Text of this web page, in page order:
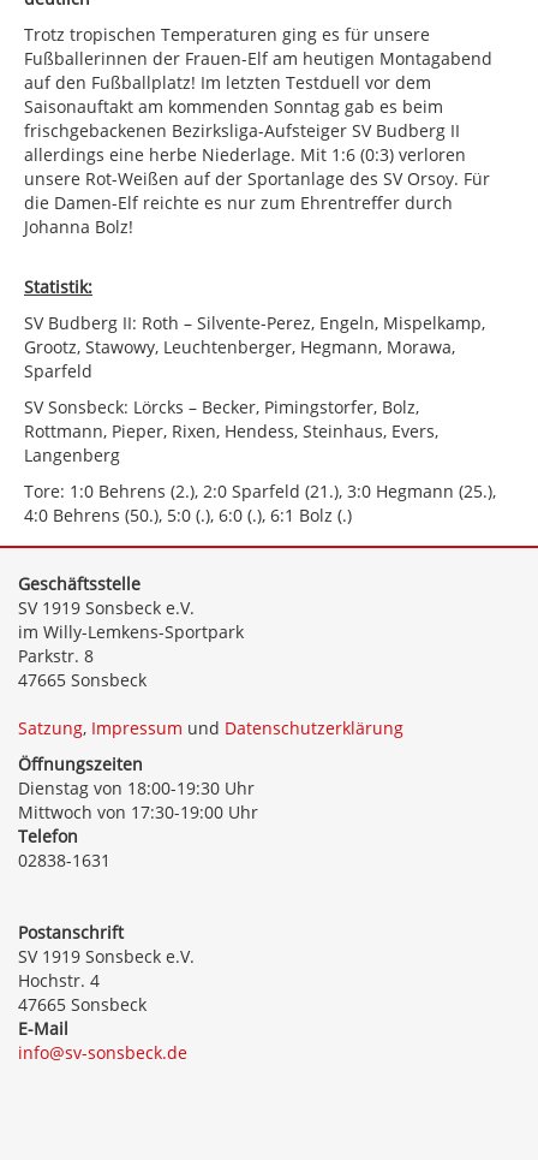
Trotz tropischen Temperaturen ging es für unsere
Fußballerinnen der Frauen-Elf am heutigen Montagabend
auf den Fußballplatz! Im letzten Testduell vor dem
Saisonauftakt am kommenden Sonntag gab es beim
frischgebackenen Bezirksliga-Aufsteiger SV Budberg II
allerdings eine herbe Niederlage. Mit 1:6 (0:3) verloren
unsere Rot-Weißen auf der Sportanlage des SV Orsoy. Für
die Damen-Elf reichte es nur zum Ehrentreffer durch
Johanna Bolz!
Statistik:
SV Budberg II: Roth – Silvente-Perez, Engeln, Mispelkamp,
Grootz, Stawowy, Leuchtenberger, Hegmann, Morawa,
Sparfeld
SV Sonsbeck: Lörcks – Becker, Pimingstorfer, Bolz,
Rottmann, Pieper, Rixen, Hendess, Steinhaus, Evers,
Langenberg
Tore: 1:0 Behrens (2.), 2:0 Sparfeld (21.), 3:0 Hegmann (25.),
4:0 Behrens (50.), 5:0 (.), 6:0 (.), 6:1 Bolz (.)
Geschäftsstelle
SV 1919 Sonsbeck e.V.
im Willy-Lemkens-Sportpark
Parkstr. 8
47665 Sonsbeck
Satzung, Impressum und Datenschutzerklärung
Öffnungszeiten
Dienstag von 18:00-19:30 Uhr
Mittwoch von 17:30-19:00 Uhr
Telefon
02838-1631
Postanschrift
SV 1919 Sonsbeck e.V.
Hochstr. 4
47665 Sonsbeck
E-Mail
info@sv-sonsbeck.de